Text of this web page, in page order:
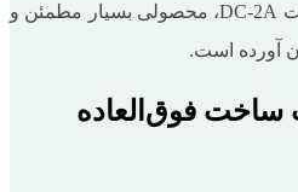
پلاستیکی مقاوم و تغذیه 12 ولت DC-2A، محصولی بسیار مطمئن و
آورده است.
ساخت فوق‌العاده